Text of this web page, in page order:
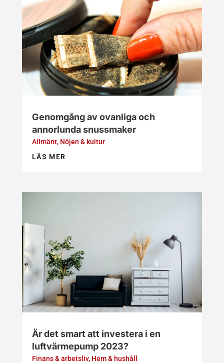
Genomgång av ovanliga och
annorlunda snussmaker
Allmänt, Nöjen & kultur
LÄS MER
Är det smart att investera i en
luftvärmepump 2023?
Finans & arbetsliv, Hem & hushåll